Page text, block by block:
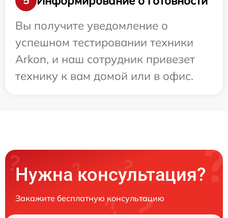
Вы получите уведомление о
успешном тестировании техники
Arkon, и наш сотрудник привезет
технику к вам домой или в офис.
Нужна консультация?
Закажите бесплатную консультацию